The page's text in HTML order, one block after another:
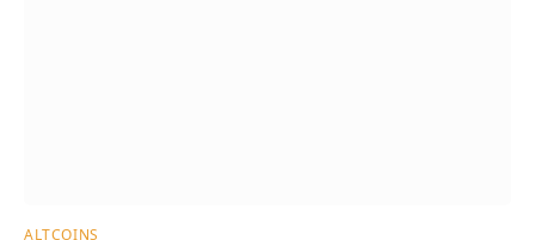
ALTCOINS